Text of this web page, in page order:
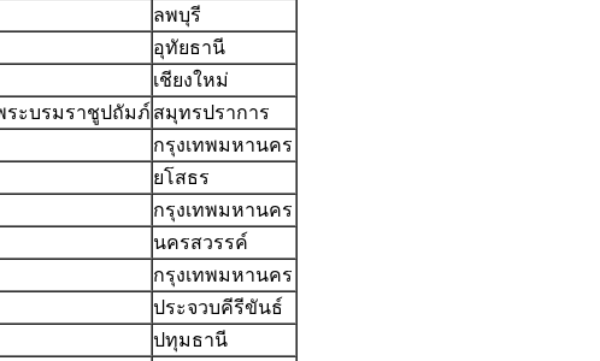
ลพบุรี
อุทัยธานี
เชียงใหม่
ระบรมราชูปถัมภ์ สมุทรปราการ
กรุงเทพมหานคร
ยโสธร
กรุงเทพมหานคร
นครสวรรค์
กรุงเทพมหานคร
ประจวบคีรีขันธ์
ปทุมธานี